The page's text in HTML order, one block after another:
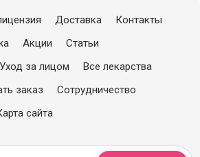
Доставка
Контакты
Акции
Статьи
Уход за лицом
Все лекарства
заказ
Сотрудничество
сайта